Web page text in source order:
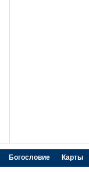
Богословие Карты